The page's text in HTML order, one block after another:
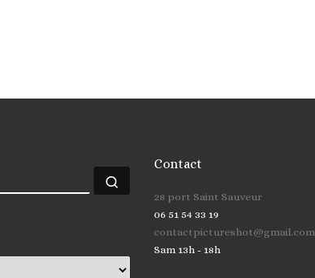
Contact
28 port Saint Sauveur
06 51 54 33 19
contactpictureshot@gmail.com
Sam 13h - 18h